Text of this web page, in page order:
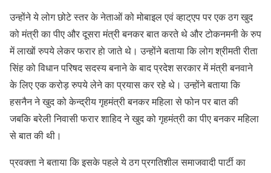
उन्होंने ये लोग छोटे स्तर के नेताओं को मोबाइल एवं व्हाट्एप पर एक ठग खुद
को मंत्री का पीए और दूसरा मंत्री बनकर बात करते थे और टोकनमनी के रुप
में लाखों रुपये लेकर फरार हाे जाते थे। उन्होंने बताया कि लोग श्रीमती रीता
सिंह को विधान परिषद सदस्य बनाने के बाद प्रदेश सरकार में मंत्री बनवाने
के लिए एक करोड़ रुपये लेने का प्रयास कर रहे थे। उन्होंने बताया कि
हसनैन ने खुद को केन्द्रीय गृहमंत्री बनकर महिला से फोन पर बात की
जबकि बरेली निवासी फरार शाहिद ने खुद को गृहमंत्री का पीए बनकर महिला
से बात की थी।
प्रवक्ता ने बताया कि इसके पहले ये ठग प्रगतिशील समाजवादी पार्टी का